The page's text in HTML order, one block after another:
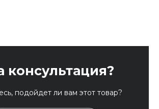
консультация?
подойдет ли вам этот товар?